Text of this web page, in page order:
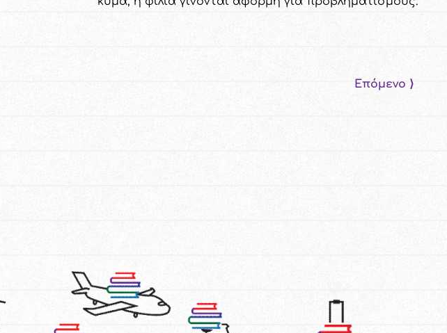
Επόμενο ⟩